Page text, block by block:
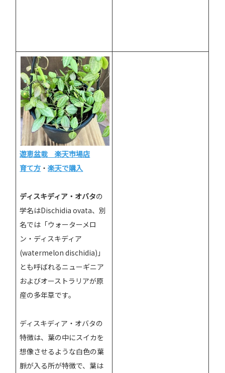
遊恵盆栽 楽天市場店
育て方 ・楽天で購入
ディスキディア・オバタの
学名はDischidia ovata、別
名では「ウォーターメロ
ン・ディスキディア
(watermelon dischidia)」
とも呼ばれるニューギニア
およびオーストラリアが原
産の多年草です。
ディスキディア・オバタの
特徴は、葉の中にスイカを
想像させるような白色の葉
脈が入る所が特徴で、葉は